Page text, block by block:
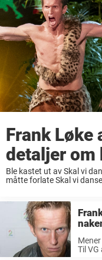
Frank Løke
detaljer om
Ble kastet ut av Skal vi
måtte forlate Skal vi
Til